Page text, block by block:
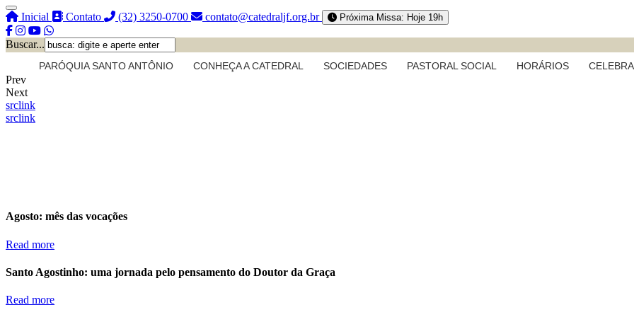
Inicial Contato (32) 3250-0700 contato@catedraljf.org.br Próxima Missa: Hoje 19h
Buscar...
PARÓQUIA SANTO ANTÔNIO CONHEÇA A CATEDRAL SOCIEDADES PASTORAL SOCIAL HORÁRIOS
Prev
Next
srclink
srclink
Agosto: mês das vocações
Read more
Santo Agostinho: uma jornada pelo pensamento do Doutor da Graça
Read more